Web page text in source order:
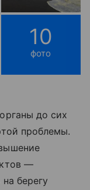
10
фото
до сих
проблемы.
—
берегу